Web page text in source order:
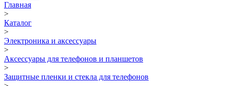
Главная
>
Каталог
>
Электроника и аксессуары
>
Аксессуары для телефонов и планшетов
>
Защитные пленки и стекла для телефонов